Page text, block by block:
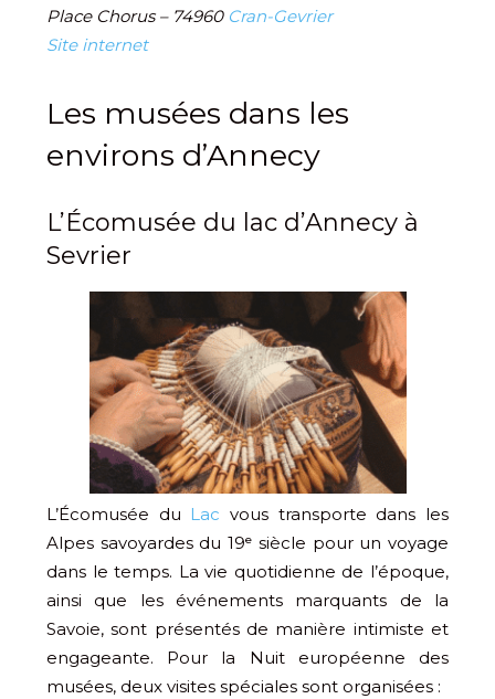
Place Chorus – 74960 Cran-Gevrier
Site internet
Les musées dans les
environs d’Annecy
L’Écomusée du lac d’Annecy à
Sevrier
L’Écomusée du Lac vous transporte dans les
Alpes savoyardes du 19ᵉ siècle pour un voyage
dans le temps. La vie quotidienne de l’époque,
ainsi que les événements marquants de la
Savoie, sont présentés de manière intimiste et
engageante. Pour la Nuit européenne des
musées, deux visites spéciales sont organisées :